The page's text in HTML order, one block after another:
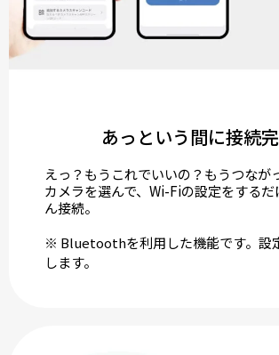
あっという間に接続
えっ？もうこれでいいの？もうつなが
カメラを選んで、Wi-Fiの設定をするだ
ん接続。
※ Bluetoothを利用した機能です。設
します。